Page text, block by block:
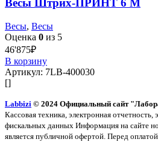
Весы Штрих-ПРИНТ 6 М
Весы, Весы
Оценка 0 из 5
46'875₽
В корзину
Артикул: 7LB-400030
[]
Labbizi © 2024 Официальный сайт
Кассовая техника, электронная
фискальных данных Информация на сайте
является публичной офертой. Перед